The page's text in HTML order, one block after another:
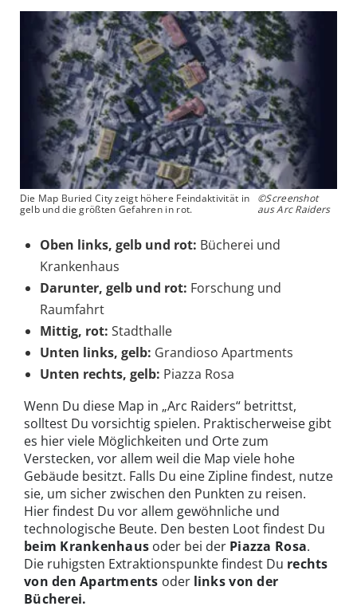
Die Map Buried City zeigt höhere Feindaktivität in
gelb und die größten Gefahren in rot.
©Screenshot
aus Arc Raiders
Oben links, gelb und rot: Bücherei und
Krankenhaus
Darunter, gelb und rot: Forschung und
Raumfahrt
Mittig, rot: Stadthalle
Unten links, gelb: Grandioso Apartments
Unten rechts, gelb: Piazza Rosa
Wenn Du diese Map in „Arc Raiders“ betrittst,
solltest Du vorsichtig spielen. Praktischerweise gibt
es hier viele Möglichkeiten und Orte zum
Verstecken, vor allem weil die Map viele hohe
Gebäude besitzt. Falls Du eine Zipline findest, nutze
sie, um sicher zwischen den Punkten zu reisen.
Hier findest Du vor allem gewöhnliche und
technologische Beute. Den besten Loot findest Du
beim Krankenhaus oder bei der Piazza Rosa.
Die ruhigsten Extraktionspunkte findest Du rechts
von den Apartments oder links von der
Bücherei.